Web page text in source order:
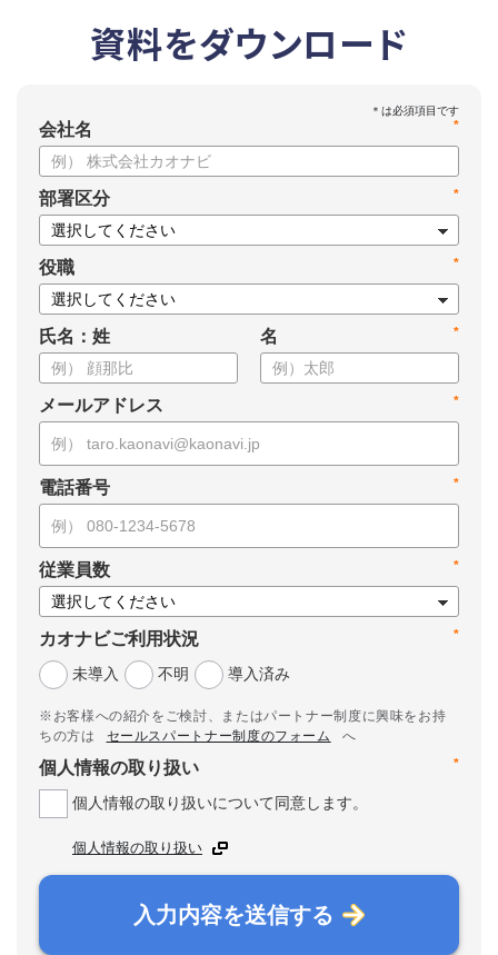
資料をダウンロード
*
会社名
*
部署区分
*
役職
氏名：姓 *
名
*
メールアドレス
*
電話番号
*
従業員数
*
カオナビご利用状況
未導入
不明 導入済み
※お客様への紹介をご検討、またはパートナー制度に興味をお持
ちの方は
セールスパートナー制度のフォーム
へ
*
個人情報の取り扱い
個人情報の取り扱いについて同意します。
個人情報の取り扱い
入力内容を送信する